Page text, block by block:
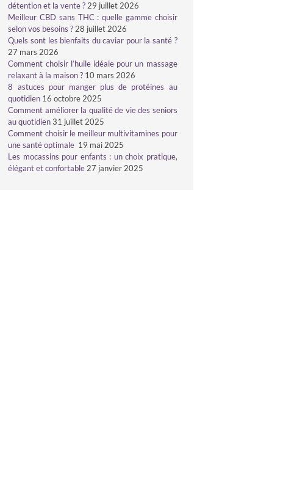
détention et la vente ? 29 juillet 2026
Meilleur CBD sans THC : quelle gamme choisir
selon vos besoins ? 28 juillet 2026
Quels sont les bienfaits du caviar pour la santé ?
27 mars 2026
Comment choisir l’huile idéale pour un massage
relaxant à la maison ? 10 mars 2026
8 astuces pour manger plus de protéines au
quotidien 16 octobre 2025
Comment améliorer la qualité de vie des seniors
au quotidien 31 juillet 2025
Comment choisir le meilleur multivitamines pour
une santé optimale 19 mai 2025
Les mocassins pour enfants : un choix pratique,
élégant et confortable 27 janvier 2025